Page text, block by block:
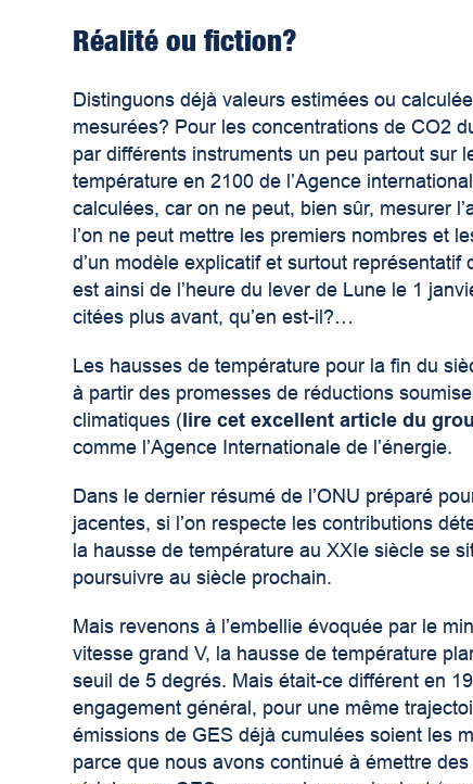
Réalité ou fiction?
Distinguons déjà valeurs estimées ou
mesurées? Pour les concentrations de CO2
par différents instruments un peu partout sur
température en 2100 de l’Agence
calculées, car on ne peut, bien sûr, mesurer
l’on ne peut mettre les premiers nombres et
d’un modèle explicatif et surtout
est ainsi de l’heure du lever de Lune le 1
citées plus avant, qu’en est-il?…
Les hausses de température pour la fin du
à partir des promesses de réductions
climatiques ( lire cet excellent article du
comme l’Agence Internationale de l’énergie.
Dans le dernier résumé de l’ONU préparé
jacentes, si l’on respecte les contributions
la hausse de température au XXIe siècle se
poursuivre au siècle prochain.
Mais revenons à l’embellie évoquée par le
vitesse grand V, la hausse de température
seuil de 5 degrés. Mais était-ce différent en
engagement général, pour une même
émissions de GES déjà cumulées soient les
parce que nous avons continué à émettre